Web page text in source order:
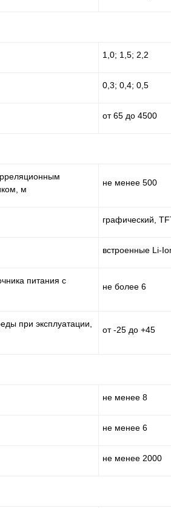
1,0; 1,5; 2,2
0,3; 0,4; 0,5
от 65 до 4500
м
не менее 500
графический,
встроенные Li-
питания с
не более 6
при эксплуатации,
от -25 до +45
не менее 8
не менее 6
не менее 2000